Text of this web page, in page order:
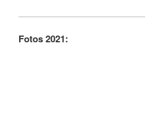
Fotos 2021: